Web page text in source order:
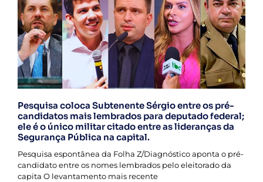
Pesquisa coloca Subtenente Sérgio entre os pré-
candidatos mais lembrados para deputado federal;
ele é o único militar citado entre as lideranças da
Segurança Pública na capital.
Pesquisa espontânea da Folha Z/Diagnóstico aponta o pré-
candidato entre os nomes lembrados pelo eleitorado da
capita O levantamento mais recente